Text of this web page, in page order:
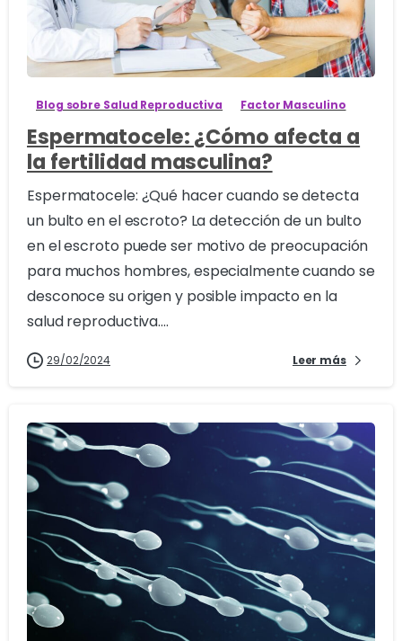
2
Blog sobre Salud Reproductiva Factor Masculino
Espermatocele: ¿Cómo afecta a
la fertilidad masculina?
Espermatocele: ¿Qué hacer cuando se detecta
un bulto en el escroto? La detección de un bulto
en el escroto puede ser motivo de preocupación
para muchos hombres, especialmente cuando se
desconoce su origen y posible impacto en la
salud reproductiva....
29/02/2024 Leer más